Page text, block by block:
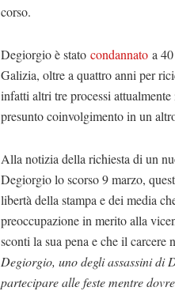
corso.
Degiorgio è stato condannato a
Galizia, oltre a quattro anni per
infatti altri tre processi
presunto coinvolgimento in un
Alla notizia della richiesta di un
Degiorgio lo scorso 9 marzo,
libertà della stampa e dei media
preoccupazione in merito alla
sconti la sua pena e che il carcere
Degiorgio, uno degli assassini di
partecipare alle feste mentre